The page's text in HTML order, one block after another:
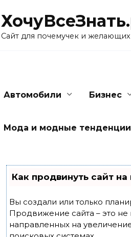
Сайт для почемучек и желающих
Автомобили Бизнес
Мода и модные тенденции
Как продвинуть сайт
Вы создали или только
Продвижение сайта – это
направленных на